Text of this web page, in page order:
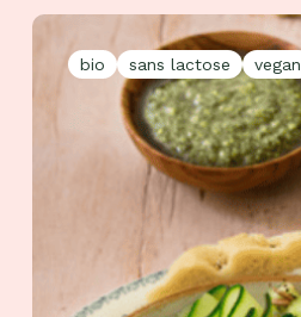
bio sans lactose vegan